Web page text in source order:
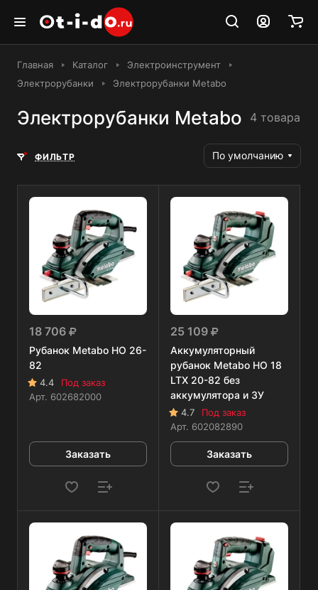
Главная Каталог
Электроинструмент
Электрорубанки
Электрорубанки Metabo
Электрорубанки Metabo 4 товара
ФИЛЬТР По умолчанию
18 706
Рубанок Metabo HO 26-
82
4.4
Под заказ
Арт. 602682000
Заказать
25 109
Аккумуляторный
рубанок Metabo HO 18
LTX 20-82 без
аккумулятора и ЗУ
4.7
Под заказ
Арт. 602082890
Заказать